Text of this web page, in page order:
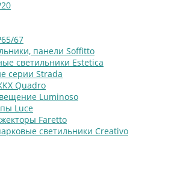
67
панели Soffitto
светильники Estetica
серии Strada
Quadro
Luminoso
Luce
Faretto
светильники Creativo